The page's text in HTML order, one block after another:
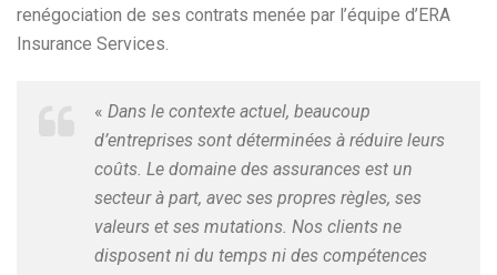
renégociation de ses contrats menée par l’équipe d’ERA
Insurance Services.
« Dans le contexte actuel, beaucoup
d’entreprises sont déterminées à réduire leurs
coûts. Le domaine des assurances est un
secteur à part, avec ses propres règles, ses
valeurs et ses mutations. Nos clients ne
disposent ni du temps ni des compétences